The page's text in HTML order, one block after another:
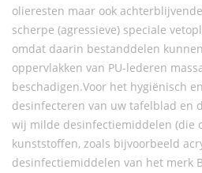
olieresten maar ook
scherpe (agressieve) speciale
omdat daarin bestanddelen
oppervlakken van PU-lederen
beschadigen.Voor het hygiënisch
desinfecteren van uw tafelblad en
wij milde desinfectiemiddelen (die
kunststoffen, zoals bijvoorbeeld
desinfectiemiddelen van het merk